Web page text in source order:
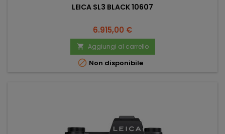
LEICA SL3 BLACK 10607
Prezzo
6.915,00 €
 Aggiungi al carrello
 Non disponibile